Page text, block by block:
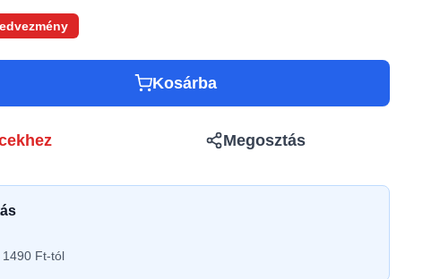
Kosárba
Megosztás
1490 Ft-tól